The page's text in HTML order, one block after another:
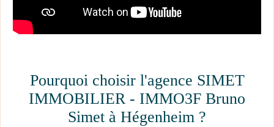
Pourquoi choisir l'agence SIMET
IMMOBILIER - IMMO3F Bruno
Simet à Hégenheim ?